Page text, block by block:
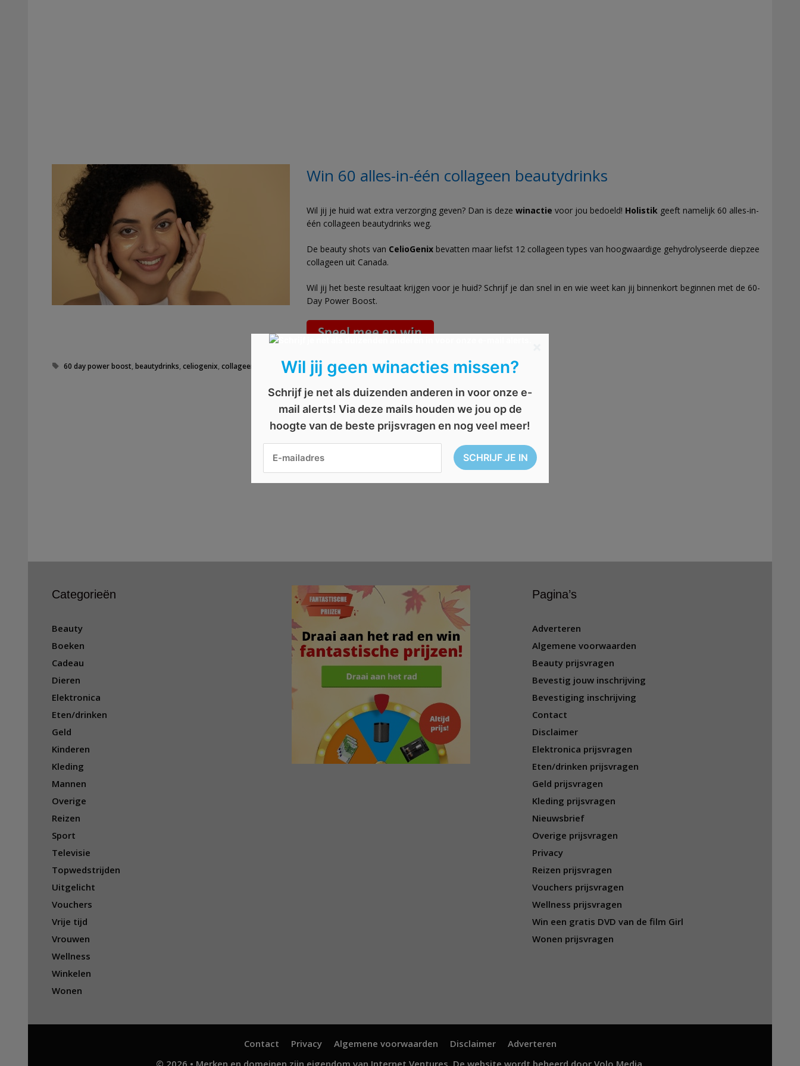
Win 60 alles-in-één collageen beautydrinks
Wil jij je huid wat extra verzorging geven? Dan is deze winactie voor jou bedoeld! Holistik geeft namelijk 60 alles-in-
één collageen beautydrinks weg.
De beauty shots van CelioGenix bevatten maar liefst 12 collageen types van hoogwaardige gehydrolyseerde diepzee
collageen uit Canada.
Wil jij het beste resultaat krijgen voor je huid? Schrijf je dan snel in en wie weet kan jij binnenkort beginnen met de 60-
Day Power Boost.
Tags
60 day power boost,beautydrinks,celiogenix,collageen holistik,huid verzorging,winactie
Categorieën
Beauty
Boeken
Cadeau
Dieren
Elektronica
Eten/drinken
Geld
Kinderen
Kleding
Mannen
Overige
Reizen
Sport
Televisie
Topwedstrijden
Uitgelicht
Vouchers
Vrije tijd
Vrouwen
Wellness
Winkelen
Wonen
Pagina’s
Adverteren
Algemene voorwaarden
Beauty prijsvragen
Bevestig jouw inschrijving
Bevestiging inschrijving
Contact
Disclaimer
Elektronica prijsvragen
Eten/drinken prijsvragen
Geld prijsvragen
Kleding prijsvragen
Nieuwsbrief
Overige prijsvragen
Privacy
Reizen prijsvragen
Vouchers prijsvragen
Wellness prijsvragen
Win een gratis DVD van de film Girl
Wonen prijsvragen
Contact Privacy Algemene voorwaarden Disclaimer
Adverteren
Wil jij geen winacties missen?
Schrijf je net als duizenden anderen in voor onze e-
mail alerts! Via deze mails houden we jou op de
hoogte van de beste prijsvragen en nog veel meer!